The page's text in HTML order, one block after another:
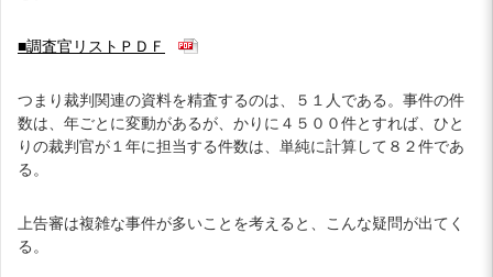
■調査官リストＰＤＦ
つまり裁判関連の資料を精査するのは、５１人である。事件の件
数は、年ごとに変動があるが、かりに４５００件とすれば、ひと
りの裁判官が１年に担当する件数は、単純に計算して８２件であ
る。
上告審は複雑な事件が多いことを考えると、こんな疑問が出てく
る。